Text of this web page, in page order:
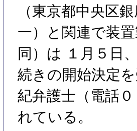
（東京都中央区
一）と関連で装
同）は １月５日
続きの開始決定
紀弁護士（電話
れている。